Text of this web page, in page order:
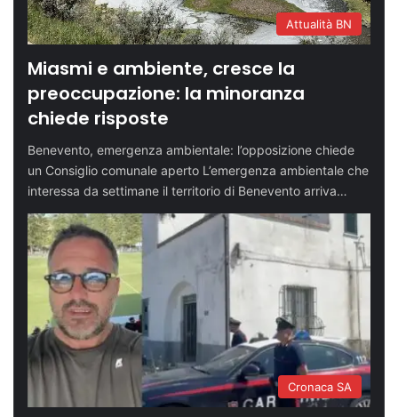
Attualità BN
Miasmi e ambiente, cresce la
preoccupazione: la minoranza
chiede risposte
Benevento, emergenza ambientale: l’opposizione chiede
un Consiglio comunale aperto L’emergenza ambientale che
interessa da settimane il territorio di Benevento arriva…
Cronaca SA